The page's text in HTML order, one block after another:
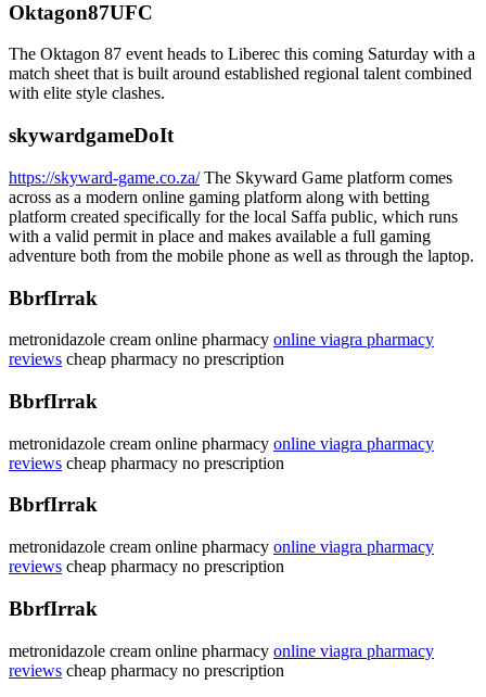
Oktagon87UFC
The Oktagon 87 event heads to Liberec this coming Saturday with a
match sheet that is built around established regional talent combined
with elite style clashes.
skywardgameDoIt
https://skyward-game.co.za/The Skyward Game platform comes
across as a modern online gaming platform along with betting
platform created specifically for the local Saffa public, which runs
with a valid permit in place and makes available a full gaming
adventure both from the mobile phone as well as through the laptop.
BbrfIrrak
metronidazole cream online pharmacy online viagra pharmacy
reviews cheap pharmacy no prescription
BbrfIrrak
metronidazole cream online pharmacy online viagra pharmacy
reviews cheap pharmacy no prescription
BbrfIrrak
metronidazole cream online pharmacy online viagra pharmacy
reviews cheap pharmacy no prescription
BbrfIrrak
metronidazole cream online pharmacy online viagra pharmacy
reviews cheap pharmacy no prescription